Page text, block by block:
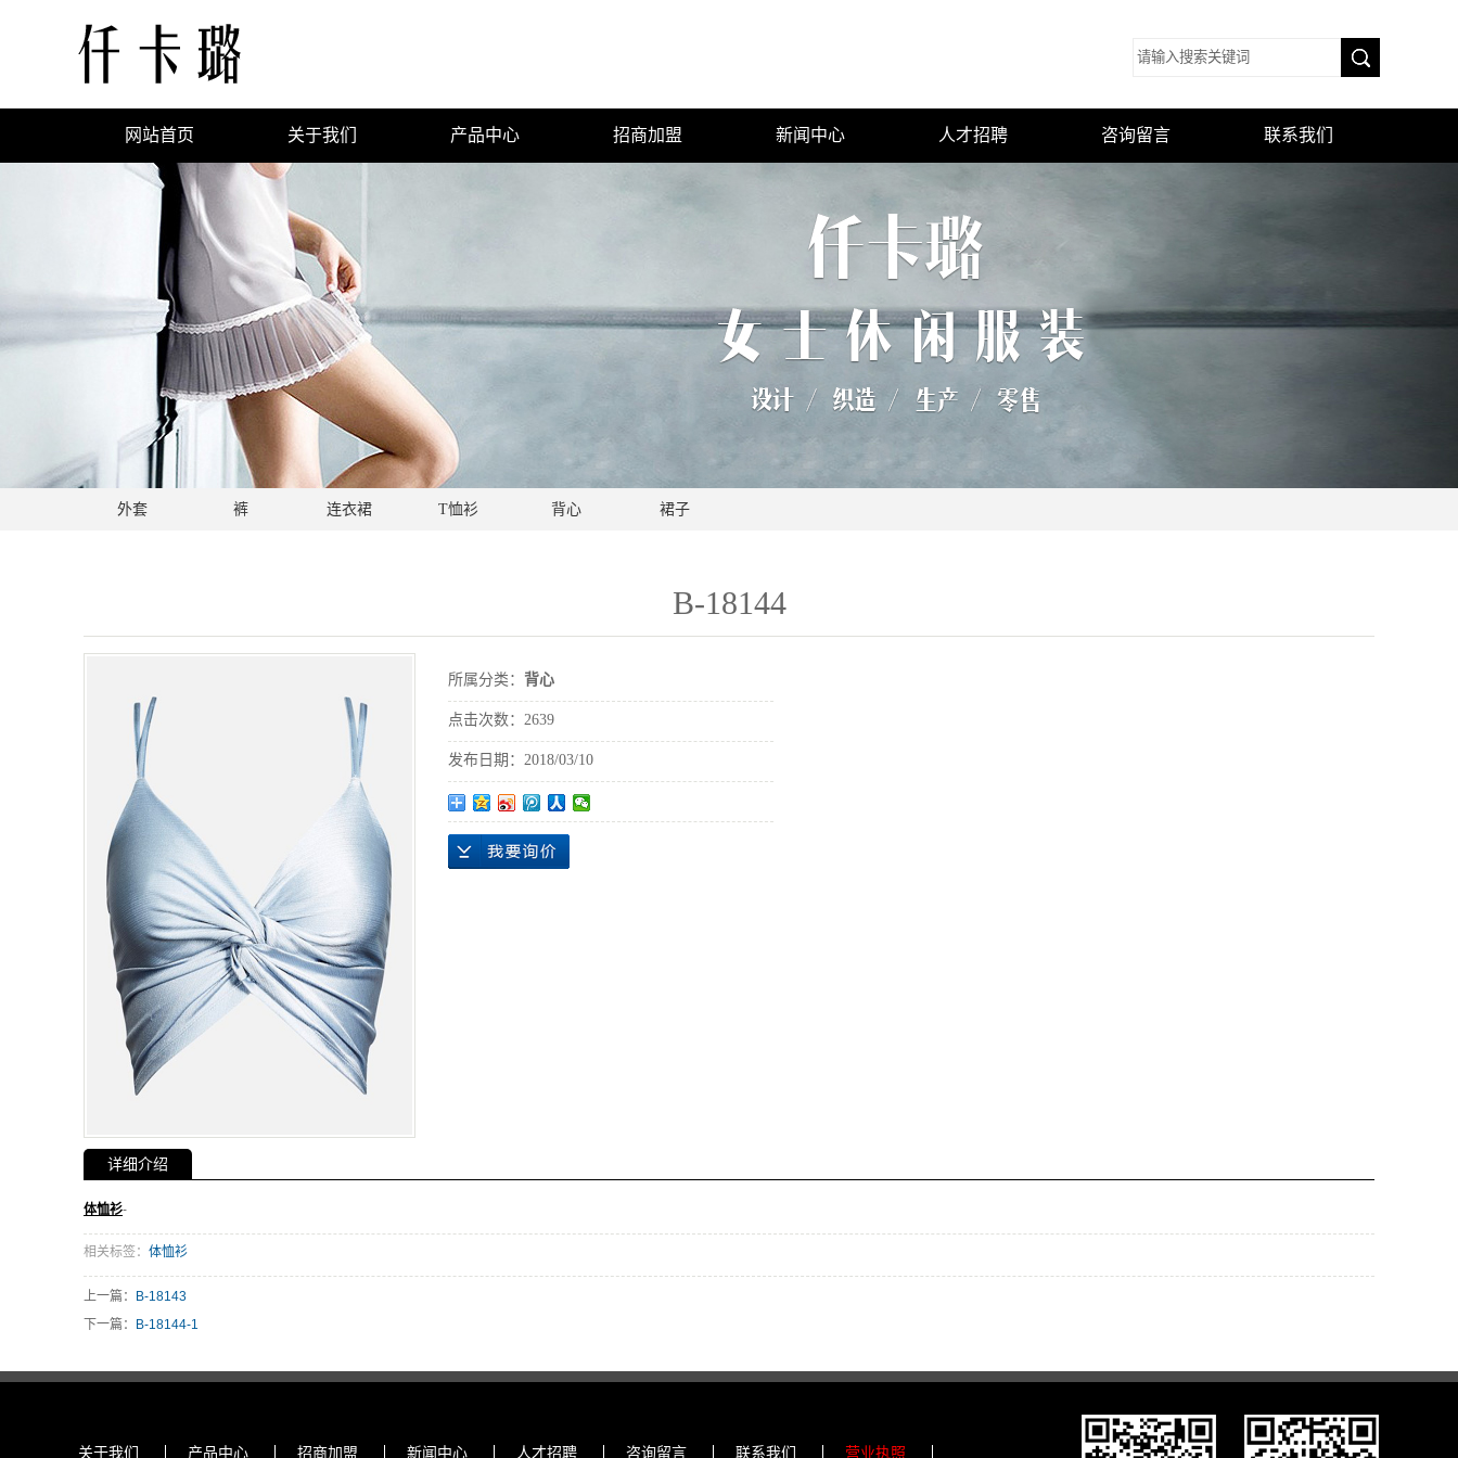
网站首页 关于我们
企业文化
企业荣誉
产品中心
T恤衫
招商加盟 新闻中心
行业新闻
人才招聘 咨询留言 联系我们
外套 裤 连衣裙 T恤衫 背心 裙子
B-18144
所属分类： 背心
点击次数： 2639
发布日期： 2018/03/10
详细介绍
体恤衫-
相关标签： 体恤衫
上一篇：
B-18143
下一篇：
B-18144-1
关于我们 产品中心 招商加盟 新闻中心 人才招聘 咨询留言 联系我们 营业执照